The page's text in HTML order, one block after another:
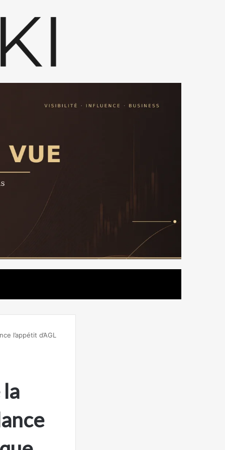
l’appétit d’AGL